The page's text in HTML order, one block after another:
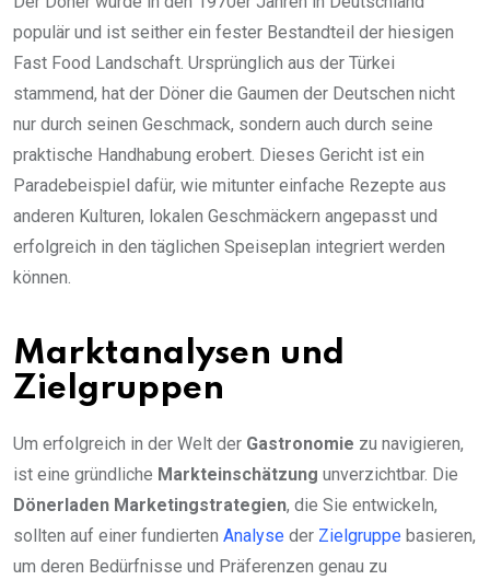
populär und ist seither ein fester Bestandteil der hiesigen
Fast Food Landschaft. Ursprünglich aus der Türkei
stammend, hat der Döner die Gaumen der Deutschen nicht
nur durch seinen Geschmack, sondern auch durch seine
praktische Handhabung erobert. Dieses Gericht ist ein
Paradebeispiel dafür, wie mitunter einfache Rezepte aus
anderen Kulturen, lokalen Geschmäckern angepasst und
erfolgreich in den täglichen Speiseplan integriert werden
können.
Marktanalysen und
Zielgruppen
Um erfolgreich in der Welt der Gastronomie zu navigieren,
ist eine gründliche Markteinschätzung unverzichtbar. Die
Dönerladen Marketingstrategien, die Sie entwickeln,
sollten auf einer fundierten Analyse der Zielgruppe basieren,
um deren Bedürfnisse und Präferenzen genau zu